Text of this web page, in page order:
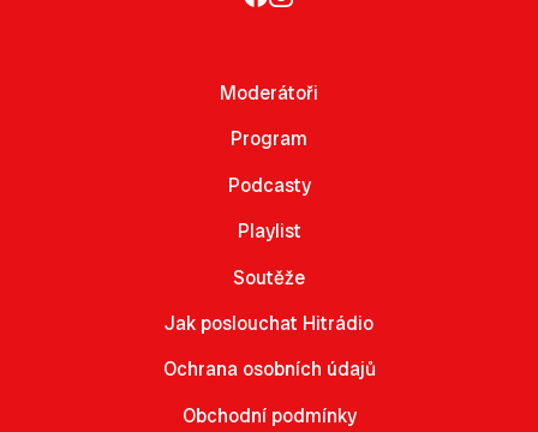
Moderátoři
Program
Podcasty
Playlist
Soutěže
Jak poslouchat Hitrádio
Ochrana osobních údajů
Obchodní podmínky